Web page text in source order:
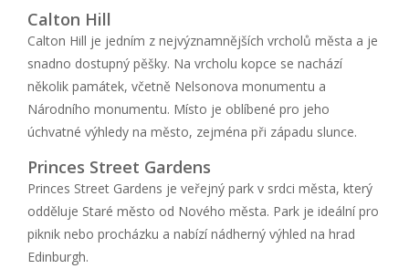
Calton Hill
Calton Hill je jedním z nejvýznamnějších vrcholů města a je
snadno dostupný pěšky. Na vrcholu kopce se nachází
několik památek, včetně Nelsonova monumentu a
Národního monumentu. Místo je oblíbené pro jeho
úchvatné výhledy na město, zejména při západu slunce.
Princes Street Gardens
Princes Street Gardens je veřejný park v srdci města, který
odděluje Staré město od Nového města. Park je ideální pro
piknik nebo procházku a nabízí nádherný výhled na hrad
Edinburgh.